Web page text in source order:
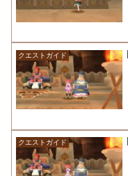
クエストガイド
クエストガイド